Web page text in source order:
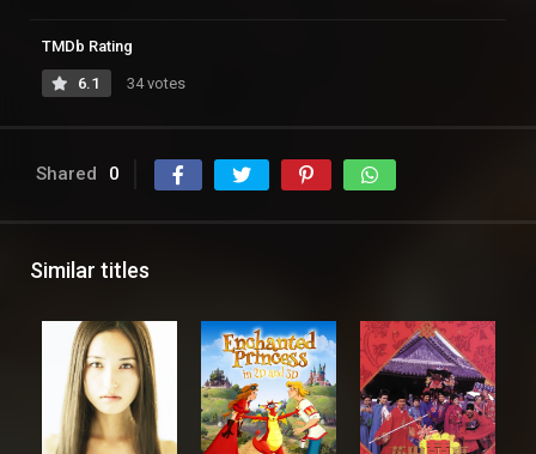
TMDb Rating
6.1 34 votes
Shared 0
Similar titles